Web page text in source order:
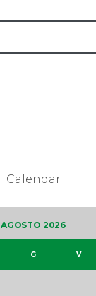
Calendar
AGOSTO 2026
G V